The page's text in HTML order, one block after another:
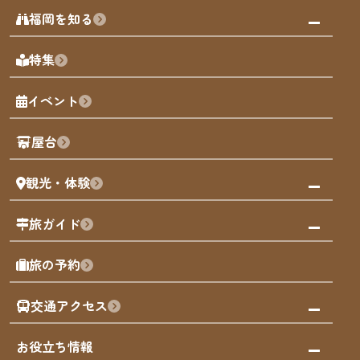
みんなの旅行記
天神エリア
博多旧市街
福岡城
歴史・文化
福岡を知る
福岡の見どころ
福岡の魅力
観光カレンダー
観光PR動画
まち歩き
福岡グルメ
福岡を楽しむ
福岡のアート
福岡のナイトタイム
福岡の歴史・文化
サステナブルツーリズム
特集
イベント
屋台
観光・体験
観る・遊ぶ
屋台
買う
体験
泊まる
旅ガイド
モデルコース
AIおまかせコース
オリジナルプラン
みんなの旅行記
旅の予約
交通アクセス
市内交通ガイド
お役立ち情報